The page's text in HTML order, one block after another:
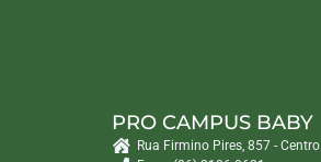
PRO CAMPUS BABY
Rua Firmino Pires, 857 - Centro